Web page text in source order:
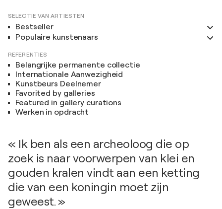
SELECTIE VAN ARTIESTEN
Bestseller
Populaire kunstenaars
REFERENTIES
Belangrijke permanente collectie
Internationale Aanwezigheid
Kunstbeurs Deelnemer
Favorited by galleries
Featured in gallery curations
Werken in opdracht
« Ik ben als een archeoloog die op
zoek is naar voorwerpen van klei en
gouden kralen vindt aan een ketting
die van een koningin moet zijn
geweest. »